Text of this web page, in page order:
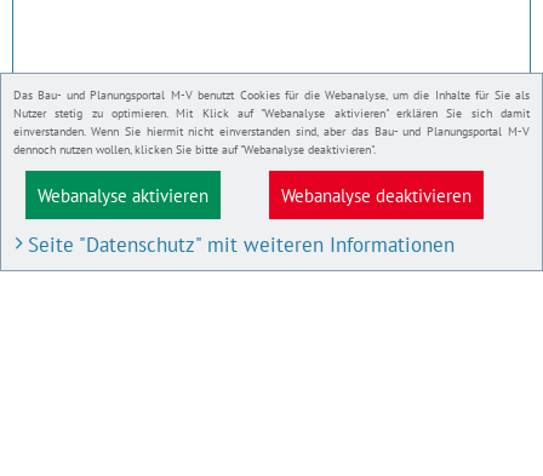
Das Bau- und Planungsportal M-V benutzt Cookies für die Webanalyse, um die Inhalte für Sie als
Nutzer stetig zu optimieren. Mit Klick auf "Webanalyse aktivieren" erklären Sie sich damit
einverstanden. Wenn Sie hiermit nicht einverstanden sind, aber das Bau- und Planungsportal M-V
dennoch nutzen wollen, klicken Sie bitte auf "Webanalyse deaktivieren".
Webanalyse aktivieren Webanalyse deaktivieren
Seite "Datenschutz" mit weiteren Informationen